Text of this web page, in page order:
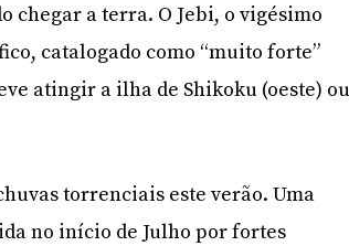
chegar a terra. O Jebi, o vigésimo
catalogado como “muito forte”
atingir a ilha de Shikoku (oeste)
torrenciais este verão. Uma
no início de Julho por fortes